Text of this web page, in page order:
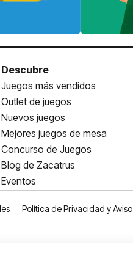
Descubre
Juegos más vendidos
Outlet de juegos
Nuevos juegos
Mejores juegos de mesa
Concurso de Juegos
Blog de Zacatrus
Eventos
Política de Privacidad y